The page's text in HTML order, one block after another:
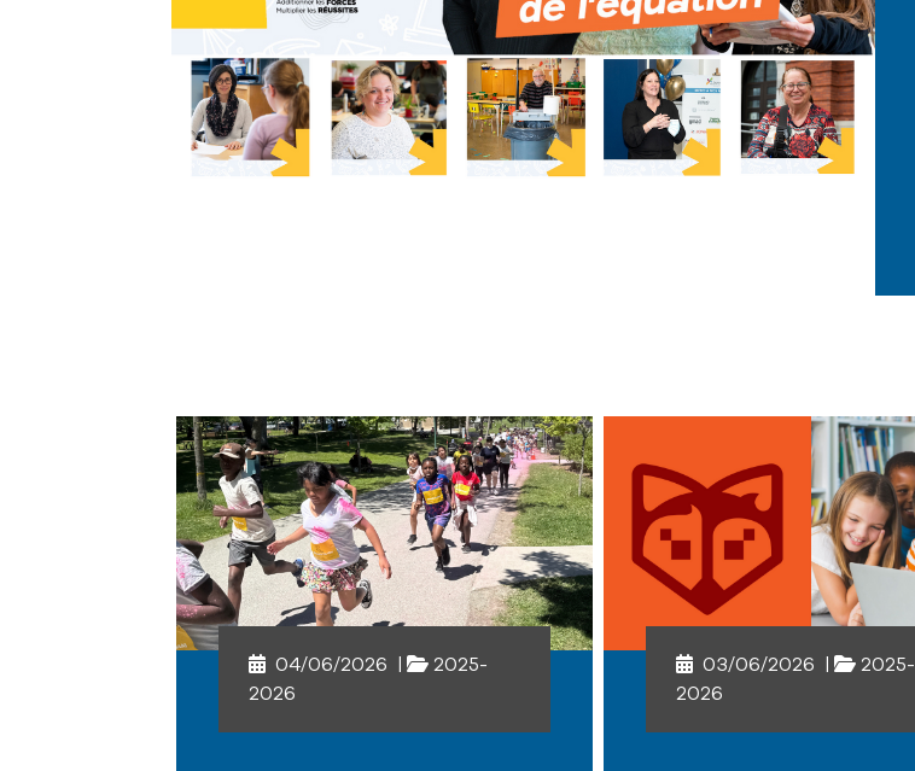
04/06/2026 |
2025-
2026
03/06/2026 |
2025-
2026